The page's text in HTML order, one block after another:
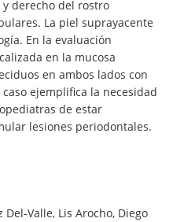
derecho del rostro
La piel suprayacente
En la evaluación
en la mucosa
en ambos lados con
ejemplifica la necesidad
de estar
lesiones periodontales.
Del-Valle, Lis Arocho, Diego